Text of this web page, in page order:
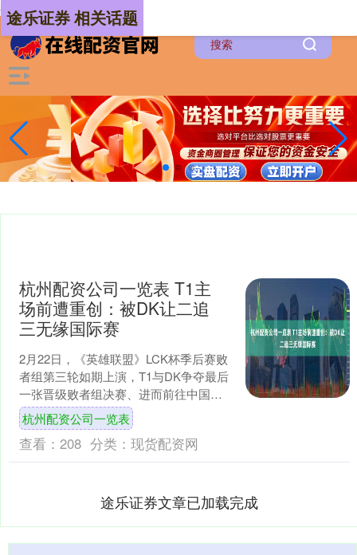
-->途乐证券 相关话题
杭州配资公司一览表 T1主
场前遭重创：被DK让二追
三无缘国际赛
2月22日，《英雄联盟》LCK杯季后赛败
者组第三轮如期上演，T1与DK争夺最后
一张晋级败者组决赛、进而前往中国香
港参加线下赛的门票。然而杭州配资公
司一览表，在两....
杭州配资公司一览表
查看： 208 分类： 现货配资网
途乐证券文章已加载完成